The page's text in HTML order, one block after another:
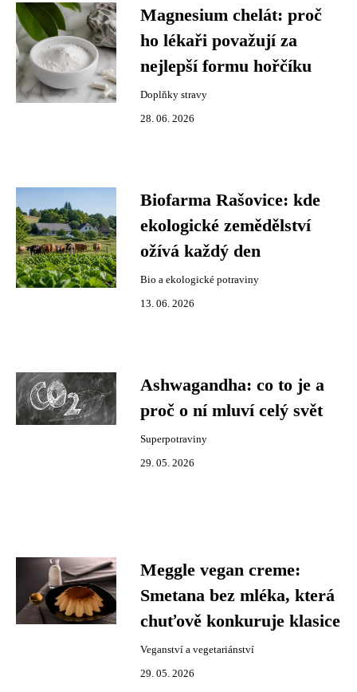
Magnesium chelát: proč
ho lékaři považují za
nejlepší formu hořčíku
Doplňky stravy
28. 06. 2026
Biofarma Rašovice: kde
ekologické zemědělství
ožívá každý den
Bio a ekologické potraviny
13. 06. 2026
Ashwagandha: co to je a
proč o ní mluví celý svět
Superpotraviny
29. 05. 2026
Meggle vegan creme:
Smetana bez mléka, která
chuťově konkuruje klasice
Veganství a vegetariánství
29. 05. 2026